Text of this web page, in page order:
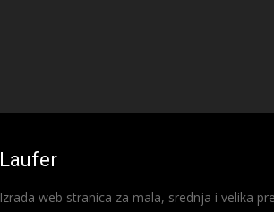
Laufer
Izrada web stranica za mala, srednja i velika